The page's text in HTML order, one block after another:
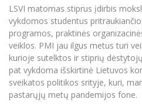
Mokslo naujienos
Kasmetiniai
Studentams
Studentams
Darbuotojams
Darbuotojams
Partnerystės
Darnus
Privatumo
Negalia ir
Doktorantūros
Profesinės
Personalo valdymo
Privačių interesų
Informacija
Studijų Moodle
Darbuotojų Moodle
LSVI matomas stiprus įdirbis
vykdomos studentus
programos, praktinės
veiklos. PMI jau ilgus metus turi
kurioje sutelktos ir stiprių
pat vykdoma išskirtinė Lietuvos
sveikatos politikos srityje, kuri,
pastarųjų metų pandemijos fone.